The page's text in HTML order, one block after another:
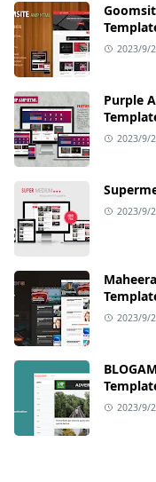
2023/9/
Purple
2023/9/
2023/9/
2023/9/
2023/9/